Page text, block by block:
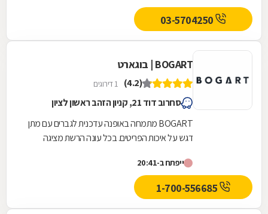
03-5704250
BOGART | בוגארט
(4.2) 1 דירוגים
סחרוב דוד 21, קניון הזהב ראשון לציון
BOGART מתמחה באופנה עדכנית לגברים עם מתן
דגש על איכות הפריטים. בכל עונה הרשת מציגה
ערב...ייפתח ב-20:41